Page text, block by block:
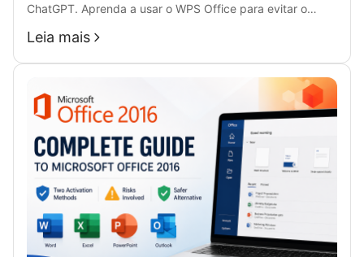
ChatGPT. Aprenda a usar o WPS Office para evitar o
aumento de preço do Microsoft 365 neste guia
detalhado.
Leia mais